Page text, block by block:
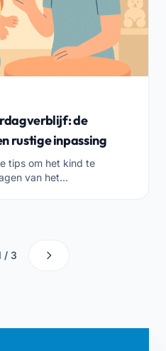
de
rustige inpassing
tips om het kind te
van het
/ 3